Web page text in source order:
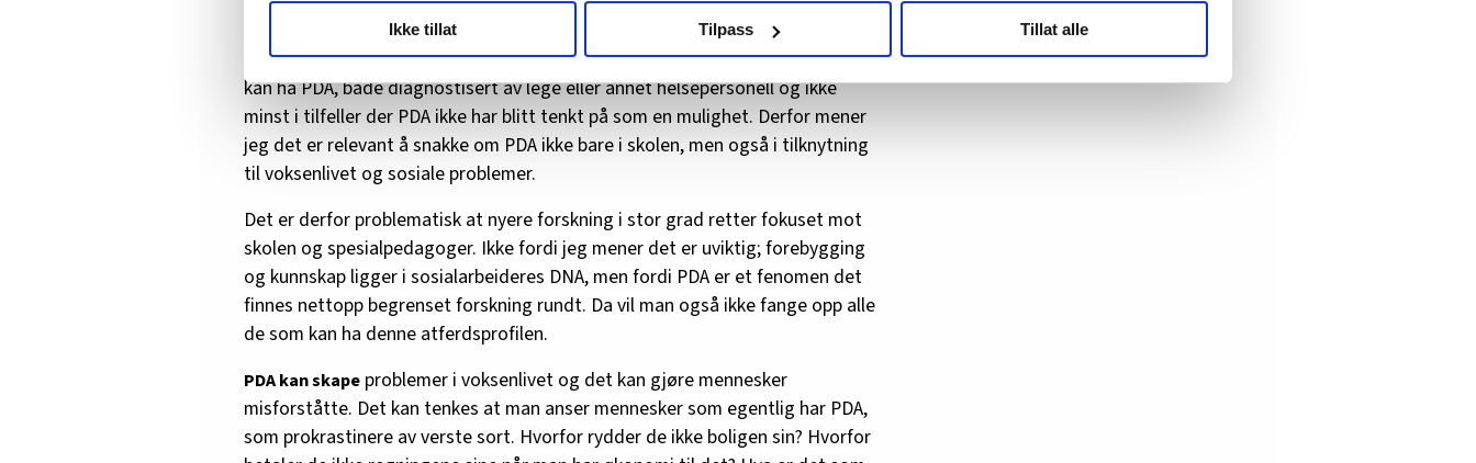
hvordan våre nettsider blir brukt slik at vi tilby relevant innhold, tilpassede annonser og utarbeide statistikk.
annonsering. Disse er angitt i oversikten lengre ned på denne siden.
Ikke tillat Tilpass Tillat alle
Det betyr ikke at samtlige av disse har PDA eller symptomer på det. Men det
er realistisk at sosialarbeidere i sitt arbeid vil møte på unge og voksne som
kan ha PDA, både diagnostisert av lege eller annet helsepersonell og ikke
minst i tilfeller der PDA ikke har blitt tenkt på som en mulighet. Derfor mener
jeg det er relevant å snakke om PDA ikke bare i skolen, men også i tilknytning
til voksenlivet og sosiale problemer.
Det er derfor problematisk at nyere forskning i stor grad retter fokuset mot
skolen og spesialpedagoger. Ikke fordi jeg mener det er uviktig; forebygging
og kunnskap ligger i sosialarbeideres DNA, men fordi PDA er et fenomen det
finnes nettopp begrenset forskning rundt. Da vil man også ikke fange opp alle
de som kan ha denne atferdsprofilen.
PDA kan skape problemer i voksenlivet og det kan gjøre mennesker
misforståtte. Det kan tenkes at man anser mennesker som egentlig har PDA,
som prokrastinere av verste sort. Hvorfor rydder de ikke boligen sin? Hvorfor